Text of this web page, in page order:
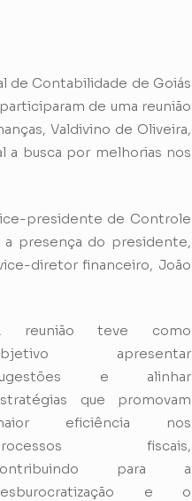
de Contabilidade de Goiás
de uma reunião
Valdivino de Oliveira,
a busca por melhorias nos
presidente de Controle
presença do presidente,
diretor financeiro, João
reunião teve como
apresentar
e alinhar
que promovam
eficiência nos
fiscais,
para a
e o